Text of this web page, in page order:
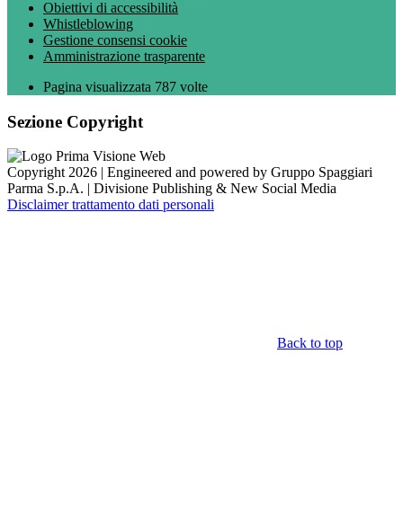
Obiettivi di accessibilità
Whistleblowing
Gestione consensi cookie
Amministrazione trasparente
Pagina visualizzata 787 volte
Sezione Copyright
Copyright 2026 | Engineered and powered by Gruppo Spaggiari
Parma S.p.A. | Divisione Publishing & New Social Media
Disclaimer trattamento dati personali
Back to top